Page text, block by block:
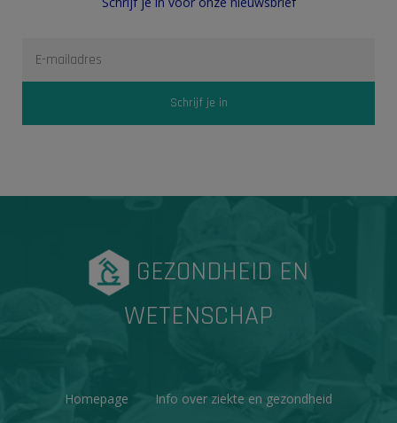
GEZONDHEID EN
WETENSCHAP
Homepage Info over ziekte en gezondheid